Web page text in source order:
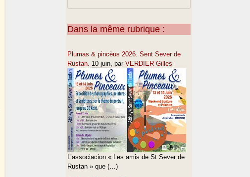
Dans la même rubrique :
Plumas & pincèus 2026. Sent Sever de
Rustan. 10 juin, par VERDIER Gilles
L’associacion « Les amis de St Sever de
Rustan » que (…)